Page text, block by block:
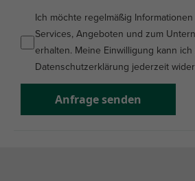
Ich möchte regelmäßig
Services, Angeboten und zum
erhalten. Meine Einwilligung kann
Datenschutzerklärung jederzeit
Anfrage senden